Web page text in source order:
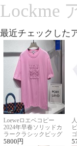
Lockme
最近チェックした
Loeweロエベコピー
2024年早春ソリッドカ
ラークラシックビッグ
ロゴ刺繍Tシャツ
5800 円